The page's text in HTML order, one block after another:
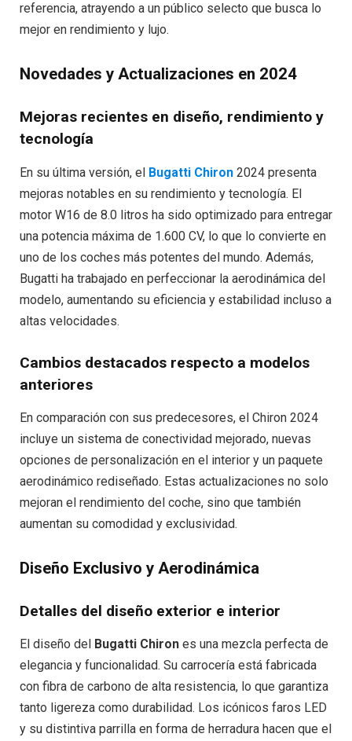
referencia, atrayendo a un público selecto que busca lo
mejor en rendimiento y lujo.
Novedades y Actualizaciones en 2024
Mejoras recientes en diseño, rendimiento y
tecnología
En su última versión, el Bugatti Chiron 2024 presenta
mejoras notables en su rendimiento y tecnología. El
motor W16 de 8.0 litros ha sido optimizado para entregar
una potencia máxima de 1.600 CV, lo que lo convierte en
uno de los coches más potentes del mundo. Además,
Bugatti ha trabajado en perfeccionar la aerodinámica del
modelo, aumentando su eficiencia y estabilidad incluso a
altas velocidades.
Cambios destacados respecto a modelos
anteriores
En comparación con sus predecesores, el Chiron 2024
incluye un sistema de conectividad mejorado, nuevas
opciones de personalización en el interior y un paquete
aerodinámico rediseñado. Estas actualizaciones no solo
mejoran el rendimiento del coche, sino que también
aumentan su comodidad y exclusividad.
Diseño Exclusivo y Aerodinámica
Detalles del diseño exterior e interior
El diseño del Bugatti Chiron es una mezcla perfecta de
elegancia y funcionalidad. Su carrocería está fabricada
con fibra de carbono de alta resistencia, lo que garantiza
tanto ligereza como durabilidad. Los icónicos faros LED
y su distintiva parrilla en forma de herradura hacen que el